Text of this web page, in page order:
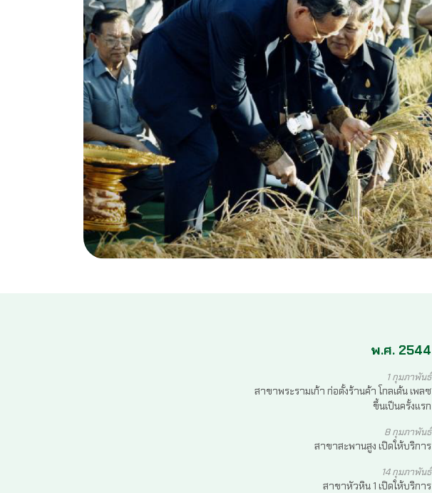
พ.ศ. 2544
1 กุมภาพันธ์
สาขาพระรามเก้า ก่อตั้งร้านค้า โกลเด้น เพลซ
ขึ้นเป็นครั้งแรก
8 กุมภาพันธ์
สาขาสะพานสูง เปิดให้บริการ
14 กุมภาพันธ์
สาขาหัวหิน 1 เปิดให้บริการ